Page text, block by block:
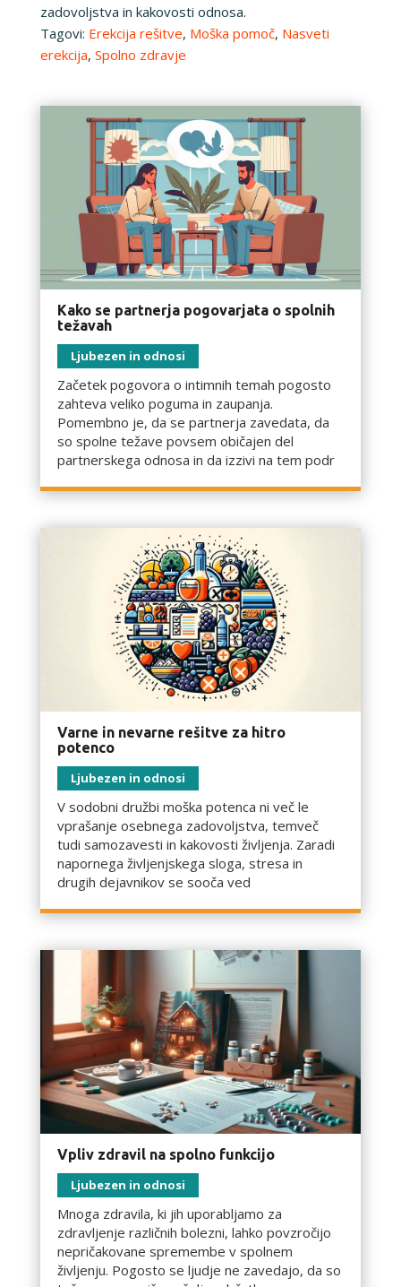
zadovoljstva in kakovosti odnosa.
Tagovi: Erekcija rešitve, Moška pomoč, Nasveti
erekcija, Spolno zdravje
Kako se partnerja pogovarjata o spolnih
težavah
Ljubezen in odnosi
Začetek pogovora o intimnih temah pogosto
zahteva veliko poguma in zaupanja.
Pomembno je, da se partnerja zavedata, da
so spolne težave povsem običajen del
partnerskega odnosa in da izzivi na tem podr
Varne in nevarne rešitve za hitro
potenco
Ljubezen in odnosi
V sodobni družbi moška potenca ni več le
vprašanje osebnega zadovoljstva, temveč
tudi samozavesti in kakovosti življenja. Zaradi
napornega življenjskega sloga, stresa in
drugih dejavnikov se sooča ved
Vpliv zdravil na spolno funkcijo
Ljubezen in odnosi
Mnoga zdravila, ki jih uporabljamo za
zdravljenje različnih bolezni, lahko povzročijo
nepričakovane spremembe v spolnem
življenju. Pogosto se ljudje ne zavedajo, da so